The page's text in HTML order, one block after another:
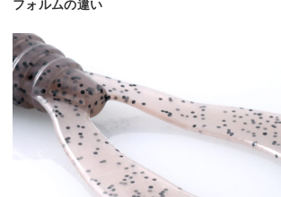
フォルムの違い